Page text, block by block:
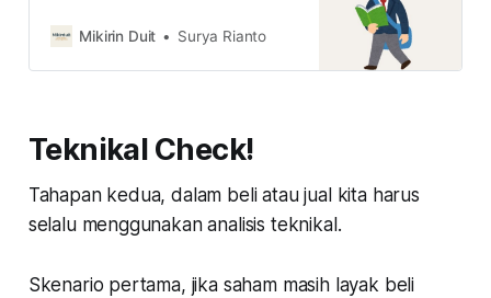
Januari 2025. Lalu, apakah ini
semester II/2025?
Mikirin Duit Surya Rianto
Teknikal Check!
Tahapan kedua, dalam beli atau jual kita harus
selalu menggunakan analisis teknikal.
Skenario pertama, jika saham masih layak beli